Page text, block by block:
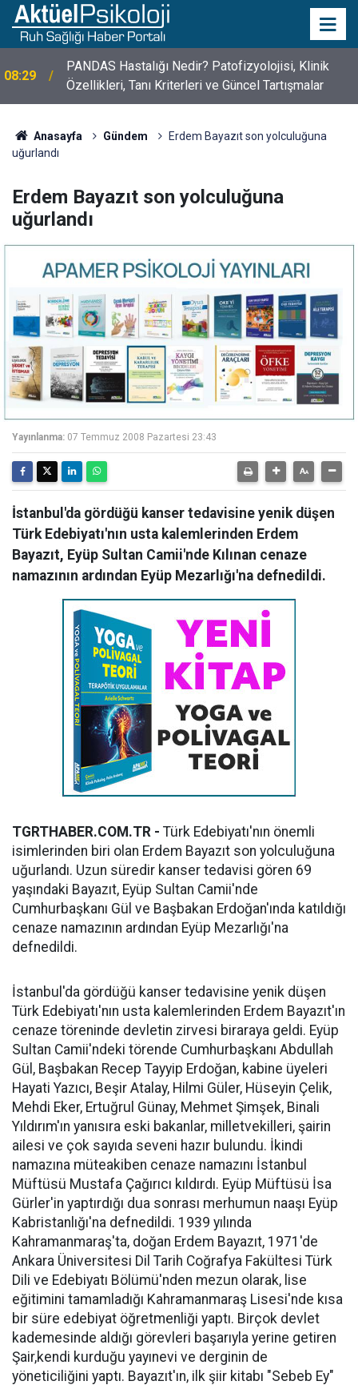
08:29
PANDAS Hastalığı Nedir? Patofizyolojisi, Klinik
Özellikleri, Tanı Kriterleri ve Güncel Tartışmalar
10:30
10 Mayıs Psikologlar Günü Nasıl Ortaya Çıktı? 10
Mayıs Tarihinin Hikayesi
Anasayfa Gündem
Erdem Bayazıt son yolculuğuna
uğurlandı
Erdem Bayazıt son yolculuğuna
uğurlandı
Yayınlanma: 07 Temmuz 2008 Pazartesi 23:43
İstanbul'da gördüğü kanser tedavisine yenik düşen
Türk Edebiyatı'nın usta kalemlerinden Erdem
Bayazıt, Eyüp Sultan Camii'nde Kılınan cenaze
namazının ardından Eyüp Mezarlığı'na defnedildi.
TGRTHABER.COM.TR - Türk Edebiyatı'nın önemli
isimlerinden biri olan Erdem Bayazıt son yolculuğuna
uğurlandı. Uzun süredir kanser tedavisi gören 69
yaşındaki Bayazıt, Eyüp Sultan Camii'nde
Cumhurbaşkanı Gül ve Başbakan Erdoğan'ında katıldığı
cenaze namazının ardından Eyüp Mezarlığı'na
defnedildi.
İstanbul'da gördüğü kanser tedavisine yenik düşen
Türk Edebiyatı'nın usta kalemlerinden Erdem Bayazıt'ın
cenaze töreninde devletin zirvesi biraraya geldi. Eyüp
Sultan Camii'ndeki törende Cumhurbaşkanı Abdullah
Gül, Başbakan Recep Tayyip Erdoğan, kabine üyeleri
Hayati Yazıcı, Beşir Atalay, Hilmi Güler, Hüseyin Çelik,
Mehdi Eker, Ertuğrul Günay, Mehmet Şimşek, Binali
Yıldırım'ın yanısıra eski bakanlar, milletvekilleri, şairin
ailesi ve çok sayıda seveni hazır bulundu. İkindi
namazına müteakiben cenaze namazını İstanbul
Müftüsü Mustafa Çağırıcı kıldırdı. Eyüp Müftüsü İsa
Gürler'in yaptırdığı dua sonrası merhumun naaşı Eyüp
Kabristanlığı'na defnedildi. 1939 yılında
Kahramanmaraş'ta, doğan Erdem Bayazıt, 1971'de
Ankara Üniversitesi Dil Tarih Coğrafya Fakültesi Türk
Dili ve Edebiyatı Bölümü'nden mezun olarak, lise
eğitimini tamamladığı Kahramanmaraş Lisesi'nde kısa
bir süre edebiyat öğretmenliği yaptı. Birçok devlet
kademesinde aldığı görevleri başarıyla yerine getiren
Şair,kendi kurduğu yayınevi ve derginin de
yöneticiliğini yaptı. Bayazıt'ın, ilk şiir kitabı "Sebeb Ey"